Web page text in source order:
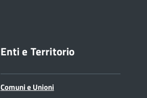
Enti e Territorio
Comuni e Unioni